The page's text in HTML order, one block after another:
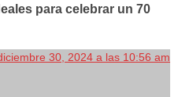
para celebrar un 70
30, 2024 a las 10:56 am